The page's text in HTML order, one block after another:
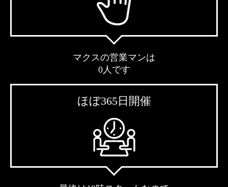
マクスの営業マンは
0人です
ほぼ365日開催